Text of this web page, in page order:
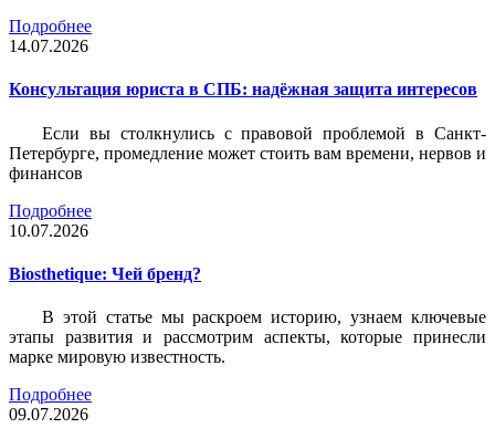
Подробнее
14.07.2026
Консультация юриста в СПБ: надёжная защита интересов
Если вы столкнулись с правовой проблемой в Санкт-
Петербурге, промедление может стоить вам времени, нервов и
финансов
Подробнее
10.07.2026
Biosthetique: Чей бренд?
В этой статье мы раскроем историю, узнаем ключевые
этапы развития и рассмотрим аспекты, которые принесли
марке мировую известность.
Подробнее
09.07.2026